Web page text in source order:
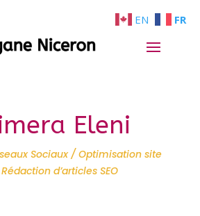
Eleni
Sociaux / Optimisation site
d’articles SEO
EN FR